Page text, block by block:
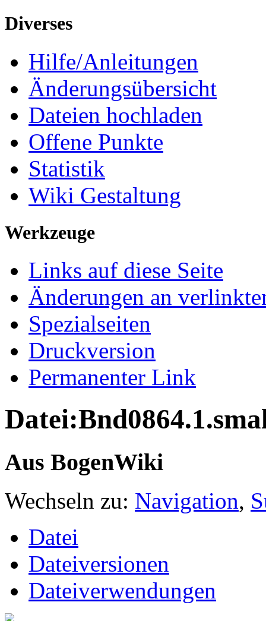
Diverses
Hilfe/Anleitungen
Änderungsübersicht
Dateien hochladen
Offene Punkte
Statistik
Wiki Gestaltung
Werkzeuge
Links auf diese Seite
Änderungen an
Spezialseiten
Druckversion
Permanenter Link
Aus BogenWiki
Wechseln zu: Navigation,
Datei
Dateiversionen
Dateiverwendungen